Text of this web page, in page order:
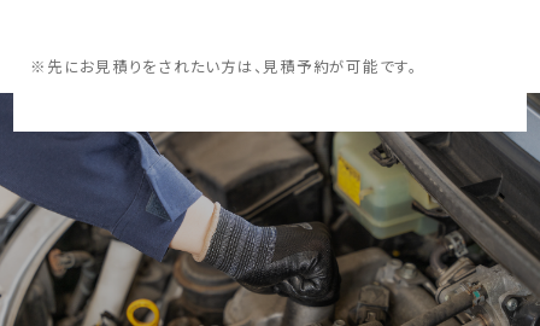
※先にお見積りをされたい方は、見積予約が可能です。